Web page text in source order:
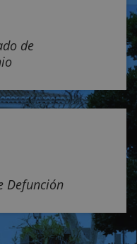
de
Defunción